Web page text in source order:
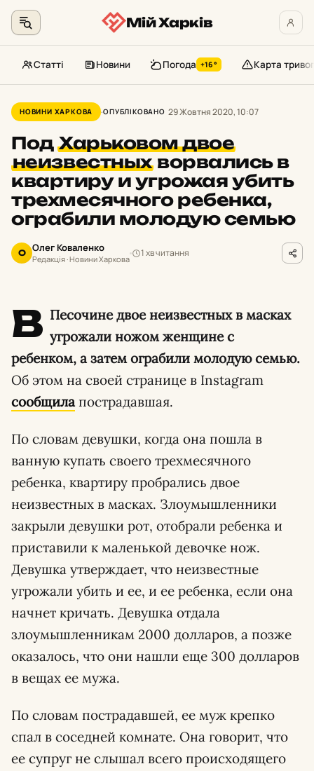
до
контенту
Мій Харків
Статті Новини Погода +16° Карта тривог
НОВИНИ ХАРКОВА ОПУБЛІКОВАНО 29 Жовтня 2020, 10:07
ПодХарьковом двое
неизвестныхворвались в
квартиру и угрожая убить
трехмесячного ребенка,
ограбили молодую семью
О Олег Коваленко
Редакція · Новини Харкова
1 хв читання
В Песочине двое неизвестных в масках
угрожали ножом женщине с
ребенком, а затем ограбили молодую семью.
Об этом на своей странице в Instagram
сообщилапострадавшая.
По словам девушки, когда она пошла в
ванную купать своего трехмесячного
ребенка, квартиру пробрались двое
неизвестных в масках. Злоумышленники
закрыли девушки рот, отобрали ребенка и
приставили к маленькой девочке нож.
Девушка утверждает, что неизвестные
угрожали убить и ее, и ее ребенка, если она
начнет кричать. Девушка отдала
злоумышленникам 2000 долларов, а позже
оказалось, что они нашли еще 300 долларов
в вещах ее мужа.
По словам пострадавшей, ее муж крепко
спал в соседней комнате. Она говорит, что
ее супруг не слышал всего происходящего